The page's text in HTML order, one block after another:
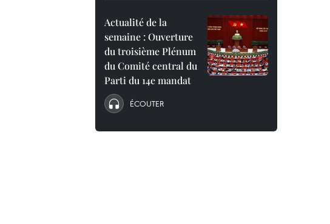
Actualité de la
semaine : Ouverture
du troisième Plénum
du Comité central du
Parti du 14e mandat
ÉCOUTER